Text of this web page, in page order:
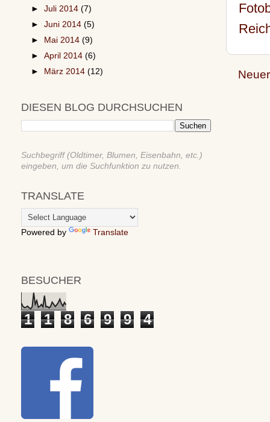
►Juli 2014(7)
►Juni 2014(5)
►
Mai 2014(9)
►April 2014(6)
►
März 2014(12)
DIESEN BLOG DURCHSUCHEN
Suchbegriff (Oldtimer, Blumen, Eisenbahn, etc.)
eingeben, um die Suchfunktion zu nutzen.
TRANSLATE
Powered by Translate
BESUCHER
1 1 8 6 9 9 4